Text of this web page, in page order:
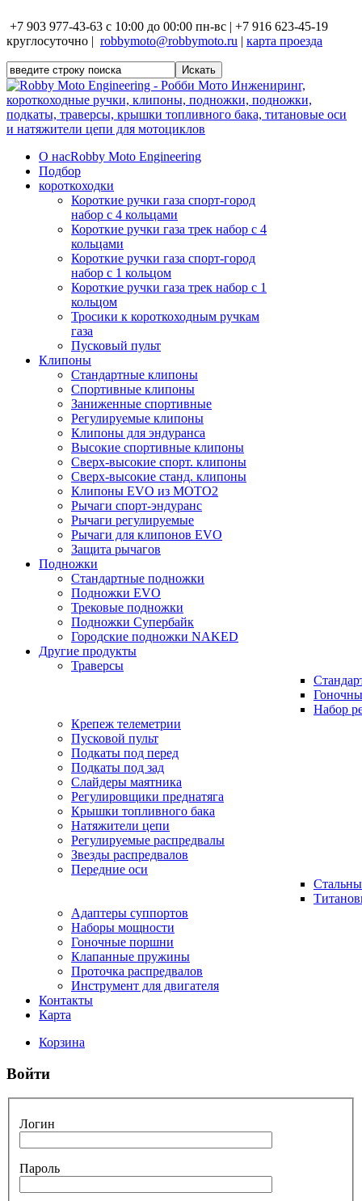
+7 903 977-43-63 с 10:00 до 00:00 пн-вс | +7 916 623-45-19
круглосуточно | robbymoto@robbymoto.ru | карта проезда
О насRobby Moto Engineering
Подбор
короткоходки
Короткие ручки газа спорт-город
набор с 4 кольцами
Короткие ручки газа трек набор с 4
кольцами
Короткие ручки газа спорт-город
набор с 1 кольцом
Короткие ручки газа трек набор с 1
кольцом
Тросики к короткоходным ручкам
газа
Пусковый пульт
Клипоны
Стандартные клипоны
Спортивные клипоны
Заниженные спортивные
Регулируемые клипоны
Клипоны для эндуранса
Высокие спортивные клипоны
Сверх-высокие спорт. клипоны
Сверх-высокие станд. клипоны
Клипоны EVO из MOTO2
Рычаги спорт-эндуранс
Рычаги регулируемые
Рычаги для клипонов EVO
Защита рычагов
Подножки
Стандартные подножки
Подножки EVO
Трековые подножки
Подножки Супербайк
Городские подножки NAKED
Другие продукты
Траверсы
Набор
Крепеж телеметрии
Пусковой пульт
Подкаты под перед
Подкаты под зад
Слайдеры маятника
Регулировщики преднатяга
Крышки топливного бака
Натяжители цепи
Регулируемые распредвалы
Звезды распредвалов
Передние оси
Адаптеры суппортов
Наборы мощности
Гоночные поршни
Клапанные пружины
Проточка распредвалов
Инструмент для двигателя
Контакты
Карта
Корзина
Войти
Логин
Пароль